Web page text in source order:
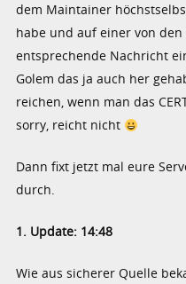
dem Maintainer
habe und auf einer von
entsprechende Nachricht
Golem das ja auch her
reichen, wenn man das
sorry, reicht nicht
Dann fixt jetzt mal eure
durch.
1. Update: 14:48
Wie aus sicherer Quelle